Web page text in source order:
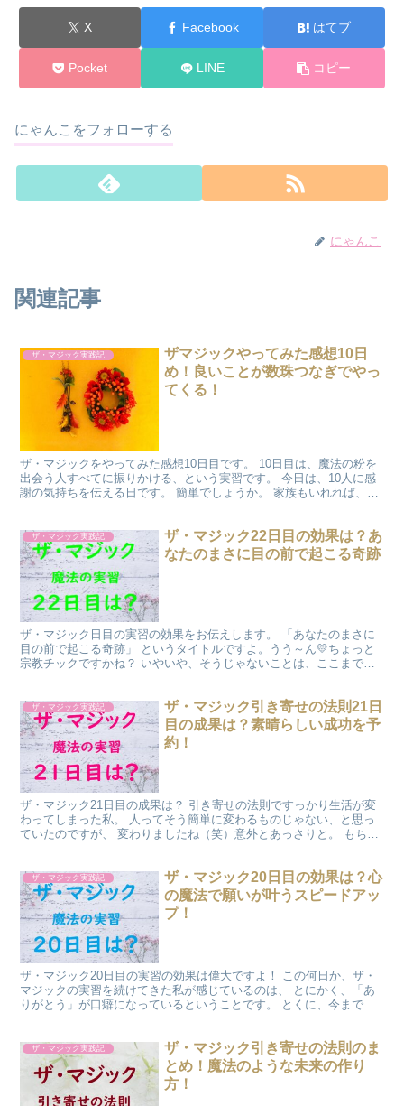
X Facebook はてブ
Pocket LINE コピー
にゃんこをフォローする
にゃんこ
関連記事
ザ・マジック実践記
ザマジックやってみた感想10日
め！良いことが数珠つなぎでやっ
てくる！
ザ・マジックをやってみた感想10日目です。 10日目は、魔法の粉を
出会う人すべてに振りかける、という実習です。 今日は、10人に感
謝の気持ちを伝える日です。 簡単でしょうか。 家族もいれれば、10
ザ・マジック実践記
ザ・マジック22日目の効果は？あ
なたのまさに目の前で起こる奇跡
ザ・マジック日目の実習の効果をお伝えします。 「あなたのまさに
目の前で起こる奇跡」 というタイトルですよ。うう～ん💛ちょっと
宗教チックですかね？ いやいや、そうじゃないことは、ここまで全
ザ・マジック実践記
ザ・マジック引き寄せの法則21日
目の成果は？素晴らしい成功を予
約！
ザ・マジック21日目の成果は？ 引き寄せの法則ですっかり生活が変
わってしまった私。 人ってそう簡単に変わるものじゃない、と思っ
ていたのですが、 変わりましたね（笑）意外とあっさりと。 もちろ
ザ・マジック実践記
ザ・マジック20日目の効果は？心
の魔法で願いが叶うスピードアッ
プ！
ザ・マジック20日目の実習の効果は偉大ですよ！ この何日か、ザ・
マジックの実習を続けてきた私が感じているのは、 とにかく、「あ
りがとう」が口癖になっているということです。 とくに、今までだ
ザ・マジック実践記
ザ・マジック引き寄せの法則のま
とめ！魔法のような未来の作り
方！